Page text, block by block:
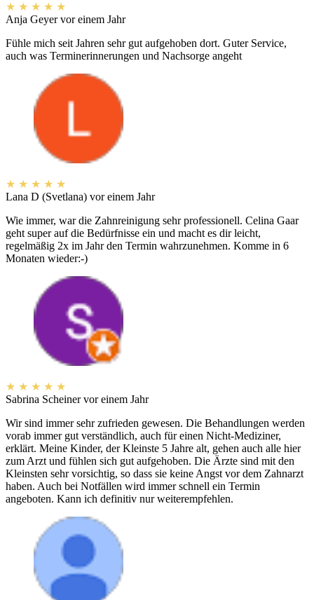
★ ★ ★ ★ ★
Anja Geyer vor einem Jahr
Fühle mich seit Jahren sehr gut aufgehoben dort. Guter Service,
auch was Terminerinnerungen und Nachsorge angeht
★ ★ ★ ★ ★
Lana D (Svetlana) vor einem Jahr
Wie immer, war die Zahnreinigung sehr professionell. Celina Gaar
geht super auf die Bedürfnisse ein und macht es dir leicht,
regelmäßig 2x im Jahr den Termin wahrzunehmen. Komme in 6
Monaten wieder:-)
★ ★ ★ ★ ★
Sabrina Scheiner vor einem Jahr
Wir sind immer sehr zufrieden gewesen. Die Behandlungen werden
vorab immer gut verständlich, auch für einen Nicht-Mediziner,
erklärt. Meine Kinder, der Kleinste 5 Jahre alt, gehen auch alle hier
zum Arzt und fühlen sich gut aufgehoben. Die Ärzte sind mit den
Kleinsten sehr vorsichtig, so dass sie keine Angst vor dem Zahnarzt
haben. Auch bei Notfällen wird immer schnell ein Termin
angeboten. Kann ich definitiv nur weiterempfehlen.